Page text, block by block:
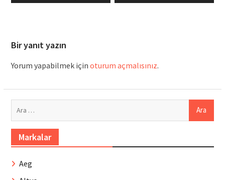
Bir yanıt yazın
Yorum yapabilmek için oturum açmalısınız.
Markalar
Aeg